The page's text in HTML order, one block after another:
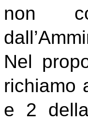
non
Nel
richiamo
e 2